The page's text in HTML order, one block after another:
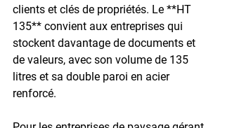
clients et clés de propriétés. Le **HT
135** convient aux entreprises qui
stockent davantage de documents et
de valeurs, avec son volume de 135
litres et sa double paroi en acier
renforcé.